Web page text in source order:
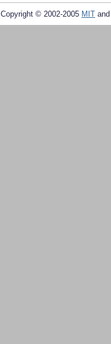
Copyright © 2002-2005 MIT